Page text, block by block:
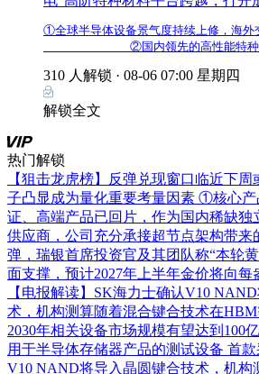
①全球半导体设备景气度持续上修，海外
②国内领先的高性能特种
310 人解锁 · 08-06 07:00 星期四
解锁全文
热门解锁
【狙击龙虎榜】反弹兑现窗口临近下周
子凸显成为量化重要考量因素 ①核心产
证、高端产品已回片，作为国内稀缺独
供应商，公司充分承接超节点架构带
弹，瑞银首席投资官及其团队称“本轮
面支撑，预计2027年上半年金价将向每
【电报解读】SK海力士确认V10
术，机构测算随着混合键合技术在HBM
2030年相关设备市场规模有望达到100
用于半导体存储器产品的测试设备 首款
V10 NAND将导入晶圆键合技术，机构